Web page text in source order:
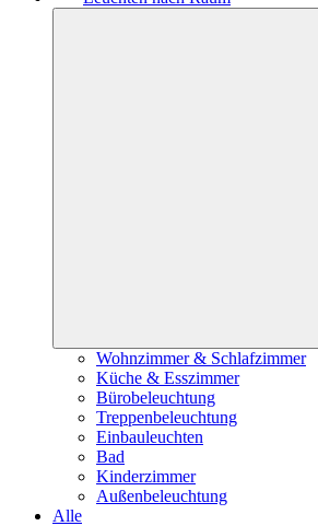
Wohnzimmer & Schlafzimmer
Küche & Esszimmer
Bürobeleuchtung
Treppenbeleuchtung
Einbauleuchten
Bad
Kinderzimmer
Außenbeleuchtung
Alle